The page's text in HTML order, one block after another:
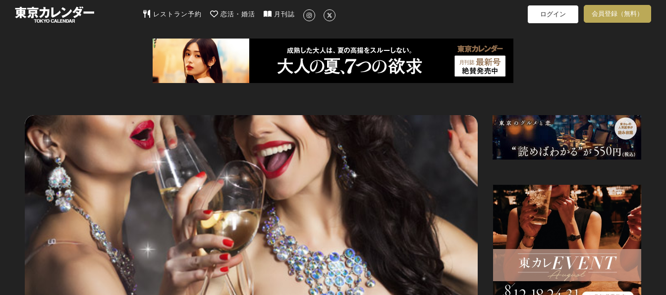
東京カレンダー | 最新のグルメ、洗練されたライフスタイル情報
レストラン予約 恋活・婚活 月刊誌 ログイン 会員登録（無料）